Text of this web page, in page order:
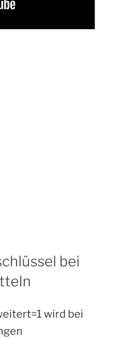
bei
wird bei